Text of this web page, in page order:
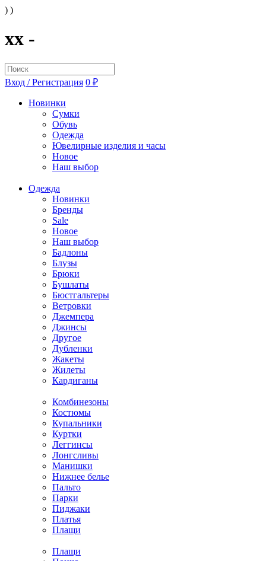
) )
xx -
Вход / Регистрация 0 ₽
Новинки
Сумки
Обувь
Одежда
Ювелирные изделия и часы
Новое
Наш выбор
Одежда
Новинки
Бренды
Sale
Новое
Наш выбор
Бадлоны
Блузы
Брюки
Бушлаты
Бюстгальтеры
Ветровки
Джемпера
Джинсы
Другое
Дубленки
Жакеты
Жилеты
Кардиганы
Комбинезоны
Костюмы
Купальники
Куртки
Леггинсы
Лонгсливы
Манишки
Нижнее белье
Пальто
Парки
Пиджаки
Платья
Плащи
Плащи